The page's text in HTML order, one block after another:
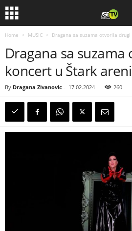
Home MUSIC Dragana sa suzama otvorila
Dragana sa
koncert u Štark
By Dragana Zivanovic - 17.02.2024 260